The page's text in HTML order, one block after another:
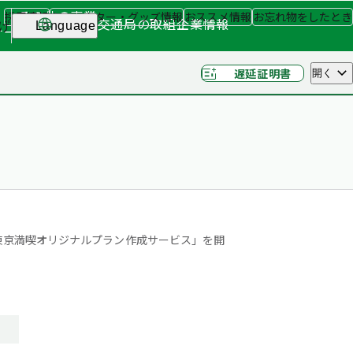
採用情報キャラクター・グッズ情報おススメ情報 お忘れ物をしたとき
Language
その他の事業
（関連事業）交通局の取組企業情報
遅延証明書 開く
京満喫オリジナルプラン作成サービス」を開